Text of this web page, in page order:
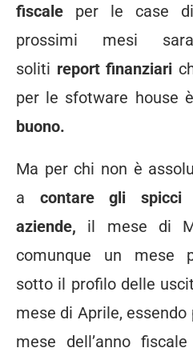
fiscale per le case
prossimi mesi
soliti report finanziari
per le sfotware house
buono.
Ma per chi non è
a contare gli spicci
aziende, il mese di
comunque un mese
sotto il profilo delle
mese di Aprile, essendo
mese dell’anno